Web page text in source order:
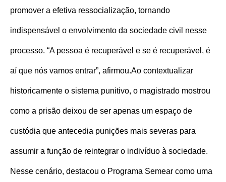
promover a efetiva ressocialização, tornando
indispensável o envolvimento da sociedade civil nesse
processo. “A pessoa é recuperável e se é recuperável, é
aí que nós vamos entrar”, afirmou.Ao contextualizar
historicamente o sistema punitivo, o magistrado mostrou
como a prisão deixou de ser apenas um espaço de
custódia que antecedia punições mais severas para
assumir a função de reintegrar o indivíduo à sociedade.
Nesse cenário, destacou o Programa Semear como uma